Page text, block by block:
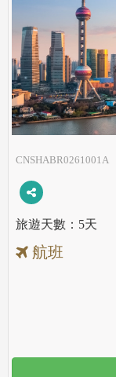
CNSHABR0261001A
5天
航班